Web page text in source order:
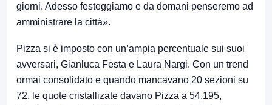
giorni. Adesso festeggiamo e da domani penseremo ad
amministrare la città».
Pizza si è imposto con un’ampia percentuale sui suoi
avversari, Gianluca Festa e Laura Nargi. Con un trend
ormai consolidato e quando mancavano 20 sezioni su
72, le quote cristallizate davano Pizza a 54,195,